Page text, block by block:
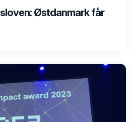
Østdanmark får